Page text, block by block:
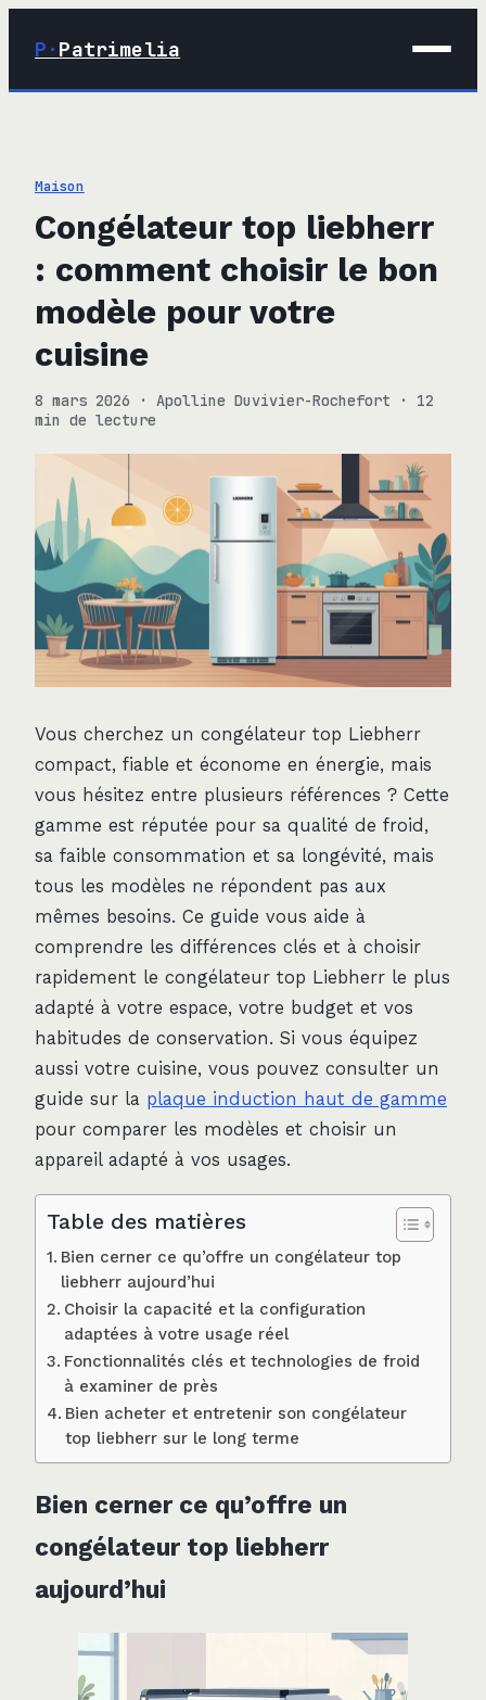
P· Patrimelia
03 · Immobilier
Maison
Congélateur top liebherr
: comment choisir le bon
modèle pour votre
cuisine
8 mars 2026 · Apolline Duvivier-Rochefort ·
12
min de lecture
Vous cherchez un congélateur top Liebherr
compact, fiable et économe en énergie, mais
vous hésitez entre plusieurs références ? Cette
gamme est réputée pour sa qualité de froid,
sa faible consommation et sa longévité, mais
tous les modèles ne répondent pas aux
mêmes besoins. Ce guide vous aide à
comprendre les différences clés et à choisir
rapidement le congélateur top Liebherr le plus
adapté à votre espace, votre budget et vos
habitudes de conservation. Si vous équipez
aussi votre cuisine, vous pouvez consulter un
guide sur la plaque induction haut de gamme
pour comparer les modèles et choisir un
appareil adapté à vos usages.
Table des matières
Bien cerner ce qu’offre un congélateur top
liebherr aujourd’hui
Choisir la capacité et la configuration
adaptées à votre usage réel
Fonctionnalités clés et technologies de froid
à examiner de près
Bien acheter et entretenir son congélateur
top liebherr sur le long terme
Bien cerner ce qu’offre un
congélateur top liebherr
aujourd’hui